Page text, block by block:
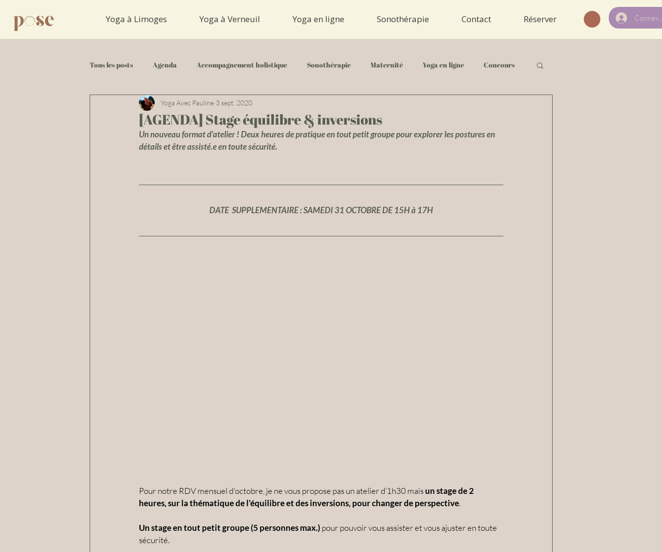
Yoga à Limoges Yoga à Verneuil Yoga en ligne Sonothérapie Contact Réserver
Tous les posts Agenda Accompagnement holistique Sonothérapie Maternité Yoga en ligne Concours
Tuto Yoga
[AGENDA] Stage équilibre & inversions
Yoga Avec Pauline 3 sept. 2020
Un nouveau format d'atelier ! Deux heures de pratique en tout petit groupe pour explorer les postures en
détails et être assisté.e en toute sécurité.
DATE  SUPPLEMENTAIRE : SAMEDI 31 OCTOBRE DE 15H à 17H
Pour notre RDV mensuel d'octobre, je ne vous propose pas un atelier d’1h30 mais un stage de 2
heures, sur la thématique de l’équilibre et des inversions, pour changer de perspective.
Un stage en tout petit groupe (5 personnes max.) pour pouvoir vous assister et vous ajuster en toute
sécurité.